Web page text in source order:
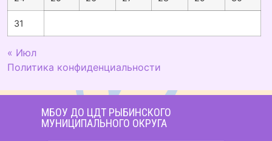
31
« Июл
Политика конфиденциальности
МБОУ ДО ЦДТ РЫБИНСКОГО
МУНИЦИПАЛЬНОГО ОКРУГА